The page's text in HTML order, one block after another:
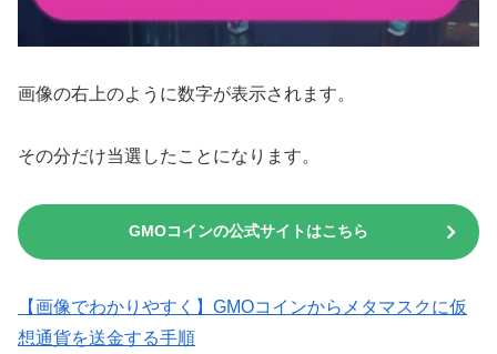
画像の右上のように数字が表示されます。
その分だけ当選したことになります。
GMOコインの公式サイトはこちら
【画像でわかりやすく】GMOコインからメタマスクに仮
想通貨を送金する手順